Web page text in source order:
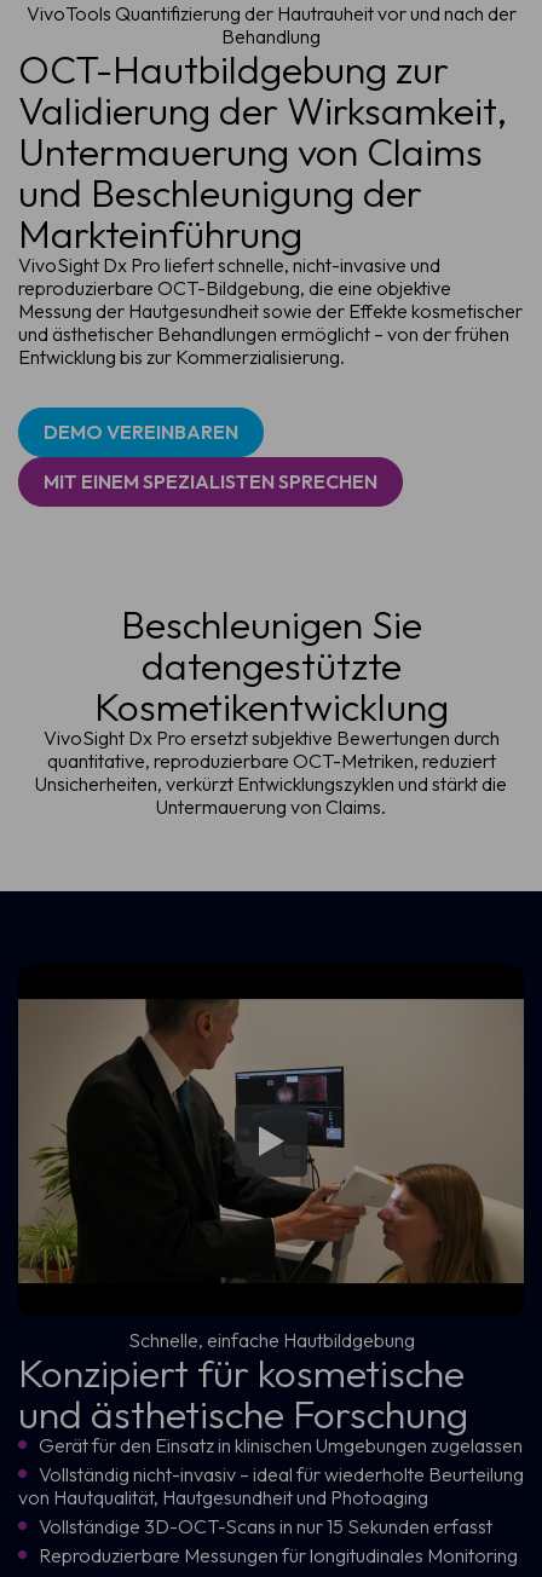
OCT-Hautbildgebung zur
Validierung der Wirksamkeit,
Untermauerung von Claims
und Beschleunigung der
Markteinführung
VivoSight Dx Pro liefert schnelle, nicht-invasive und
reproduzierbare OCT-Bildgebung, die eine objektive
Messung der Hautgesundheit sowie der Effekte kosmetischer
und ästhetischer Behandlungen ermöglicht – von der frühen
Entwicklung bis zur Kommerzialisierung.
DEMO VEREINBAREN
MIT EINEM SPEZIALISTEN SPRECHEN
VivoTools Quantifizierung der Hautrauheit vor und nach der
Behandlung
Beschleunigen Sie
datengestützte
Kosmetikentwicklung
VivoSight Dx Pro ersetzt subjektive Bewertungen durch
quantitative, reproduzierbare OCT-Metriken, reduziert
Unsicherheiten, verkürzt Entwicklungszyklen und stärkt die
Untermauerung von Claims.
Konzipiert für kosmetische
und ästhetische Forschung
Gerät für den Einsatz in klinischen Umgebungen zugelassen
Vollständig nicht-invasiv – ideal für wiederholte Beurteilung
von Hautqualität, Hautgesundheit und Photoaging
Vollständige 3D-OCT-Scans in nur 15 Sekunden erfasst
Reproduzierbare Messungen für longitudinales Monitoring
Schnelle, einfache Hautbildgebung